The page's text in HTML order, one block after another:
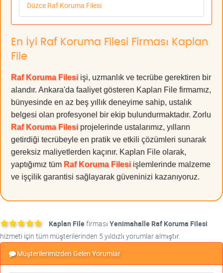
Düzce Raf Koruma Filesi
En İyi Raf Koruma Filesi Firması Kaplan
File
Raf Koruma Filesi işi, uzmanlık ve tecrübe gerektiren bir
alandır. Ankara'da faaliyet gösteren Kaplan File firmamız,
bünyesinde en az beş yıllık deneyime sahip, ustalık
belgesi olan profesyonel bir ekip bulundurmaktadır. Zorlu
Raf Koruma Filesi projelerinde ustalarımız, yılların
getirdiği tecrübeyle en pratik ve etkili çözümleri sunarak
gereksiz maliyetlerden kaçınır. Kaplan File olarak,
yaptığımız tüm Raf Koruma Filesi işlemlerinde malzeme
ve işçilik garantisi sağlayarak güveninizi kazanıyoruz.
Kaplan Filefirması Yenimahalle Raf Koruma Filesi
hizmeti için tüm müşterilerinden 5 yıldızlı yorumlar almıştır.
Müşterilerimizden Gelen Yorumlar